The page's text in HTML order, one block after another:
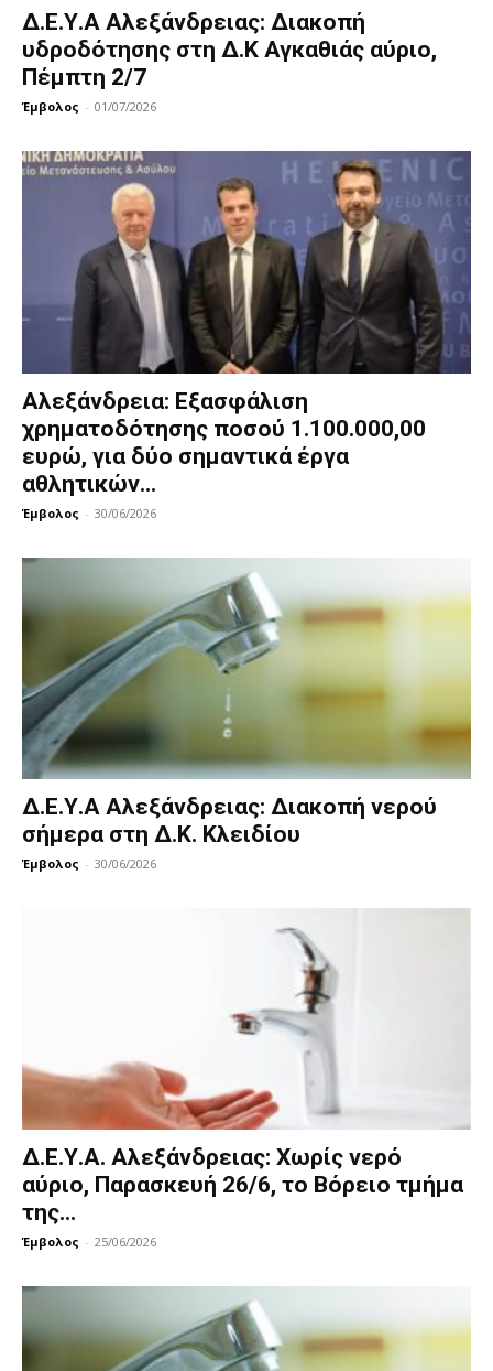
Δ.Ε.Υ.Α Αλεξάνδρειας: Διακοπή
υδροδότησης στη Δ.Κ Αγκαθιάς αύριο,
Πέμπτη 2/7
Έμβολος - 01/07/2026
Αλεξάνδρεια: Εξασφάλιση
χρηματοδότησης ποσού 1.100.000,00
ευρώ, για δύο σημαντικά έργα
αθλητικών...
Έμβολος - 30/06/2026
Δ.Ε.Υ.Α Αλεξάνδρειας: Διακοπή νερού
σήμερα στη Δ.Κ. Κλειδίου
Έμβολος - 30/06/2026
Δ.Ε.Υ.Α. Αλεξάνδρειας: Χωρίς νερό
αύριο, Παρασκευή 26/6, το Βόρειο τμήμα
της...
Έμβολος - 25/06/2026